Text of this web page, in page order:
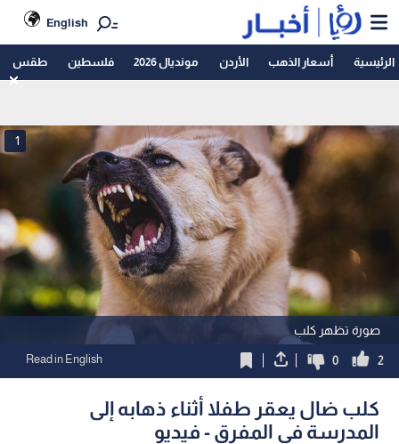
English
الرئيسية أسعار الذهب الأردن مونديال 2026 فلسطين طقس
صورة تظهر كلب
1
2
0
Read in English
كلب ضال يعقر طفلا أثناء ذهابه إلى
المدرسة في المفرق - فيديو